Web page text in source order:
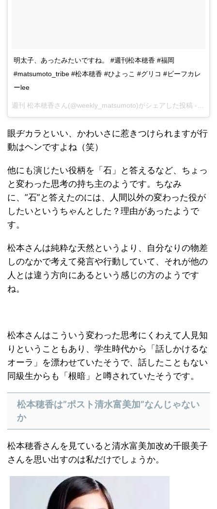
明太子、あったみたいですね。 #週刊松本穂香 #福岡
#matsumoto_tribe #松本穂香 #ひよっこ #グリコ #ビーフカレ
ーlee
眼ヂカラといい、かわいさに惹きつけられますが行
動はヘンですよね（笑）
他にも演じたい役柄を「石」と答えるなど、ちょっ
と変わった思考の持ち主のようです。ちなみ
に、”石”と答えたのには、人間以外の変わった役が
したいというちゃんとした？理由があったようで
す。
松本さんは純粋な天然というより、自分なりの物差
しのなかで考えて発言や行動していて、それが他の
人とは違う方向にあるという感じの方のようです
ね。
松本さんはこういう変わった思考にくわえて人見知
りということもあり、学生時代から「話しかけるな
オーラ」を漂わせていたそうで、話したこともない
同級生からも「根暗」と噂されていたそうです。
松本穂香は”ポスト清水富美加”なんじゃない
か
松本穂香さんを見ていると清水富美加改め千眼美子
さんを思い出すのは私だけでしょうか。